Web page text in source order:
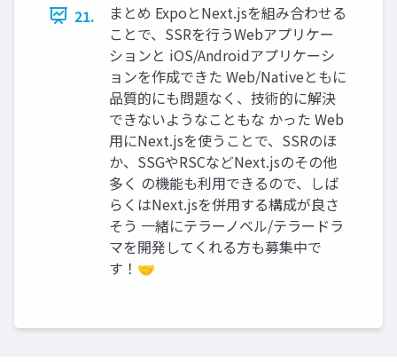
21.
まとめ ExpoとNext.jsを組み合わせる
ことで、SSRを行うWebアプリケー
ションと iOS/Androidアプリケーシ
ョンを作成できた Web/Nativeともに
品質的にも問題なく、技術的に解決
できないようなこともな かった Web
用にNext.jsを使うことで、SSRのほ
か、SSGやRSCなどNext.jsのその他
多く の機能も利用できるので、しば
らくはNext.jsを併用する構成が良さ
そう 一緒にテラーノベル/テラードラ
マを開発してくれる方も募集中で
す！🤝